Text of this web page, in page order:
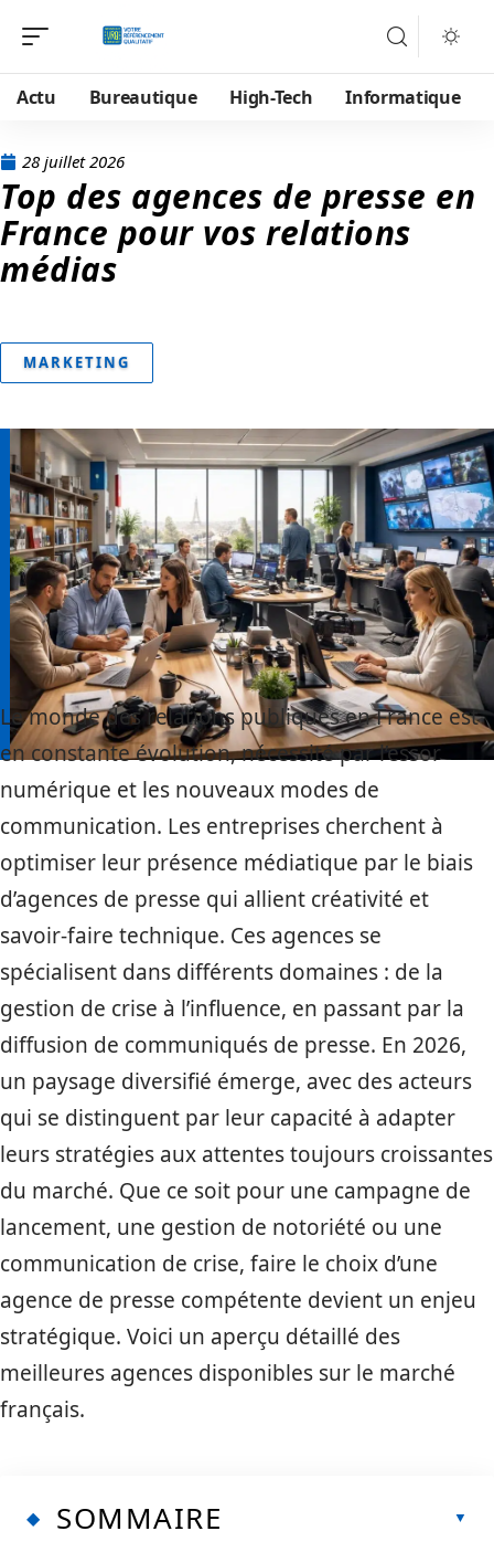
Actu Bureautique High-Tech Informatique
28 juillet 2026
Top des agences de presse en
France pour vos relations
médias
MARKETING
Le monde des relations publiques en France est
en constante évolution, nécessité par l’essor
numérique et les nouveaux modes de
communication. Les entreprises cherchent à
optimiser leur présence médiatique par le biais
d’agences de presse qui allient créativité et
savoir-faire technique. Ces agences se
spécialisent dans différents domaines : de la
gestion de crise à l’influence, en passant par la
diffusion de communiqués de presse. En 2026,
un paysage diversifié émerge, avec des acteurs
qui se distinguent par leur capacité à adapter
leurs stratégies aux attentes toujours croissantes
du marché. Que ce soit pour une campagne de
lancement, une gestion de notoriété ou une
communication de crise, faire le choix d’une
agence de presse compétente devient un enjeu
stratégique. Voici un aperçu détaillé des
meilleures agences disponibles sur le marché
français.
SOMMAIRE